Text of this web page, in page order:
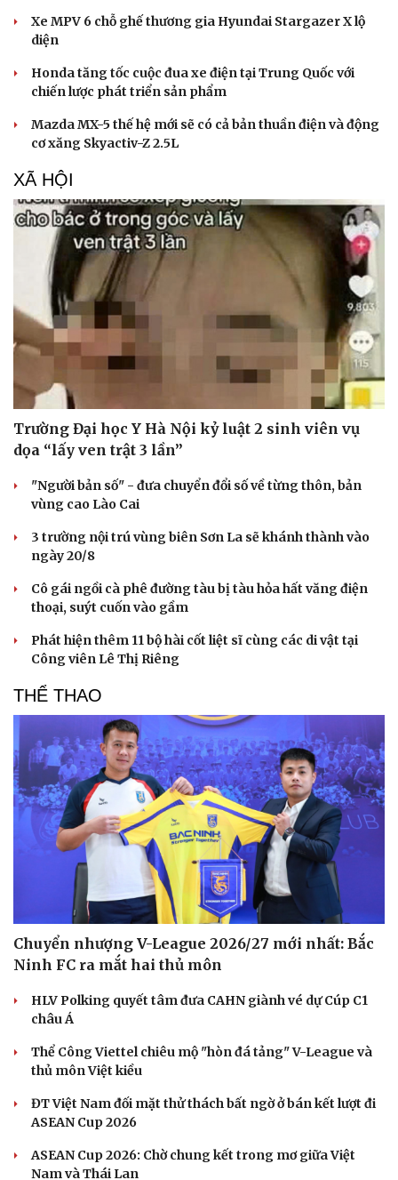
Văn hóa
Sân khấu - Điện ảnh
Văn học
Âm nhạc
Giải trí
Xe MPV 6 chỗ ghế thương gia Hyundai Stargazer X lộ
diện
Honda tăng tốc cuộc đua xe điện tại Trung Quốc với
chiến lược phát triển sản phẩm
Mazda MX-5 thế hệ mới sẽ có cả bản thuần điện và động
cơ xăng Skyactiv-Z 2.5L
XÃ HỘI
Trường Đại học Y Hà Nội kỷ luật 2 sinh viên vụ
dọa “lấy ven trật 3 lần”
"Người bản số" - đưa chuyển đổi số về từng thôn, bản
vùng cao Lào Cai
3 trường nội trú vùng biên Sơn La sẽ khánh thành vào
ngày 20/8
Cô gái ngồi cà phê đường tàu bị tàu hỏa hất văng điện
thoại, suýt cuốn vào gầm
Phát hiện thêm 11 bộ hài cốt liệt sĩ cùng các di vật tại
Công viên Lê Thị Riêng
THỂ THAO
Chuyển nhượng V-League 2026/27 mới nhất: Bắc
Ninh FC ra mắt hai thủ môn
HLV Polking quyết tâm đưa CAHN giành vé dự Cúp C1
châu Á
Thể Công Viettel chiêu mộ "hòn đá tảng" V-League và
thủ môn Việt kiều
ĐT Việt Nam đối mặt thử thách bất ngờ ở bán kết lượt đi
ASEAN Cup 2026
ASEAN Cup 2026: Chờ chung kết trong mơ giữa Việt
Nam và Thái Lan